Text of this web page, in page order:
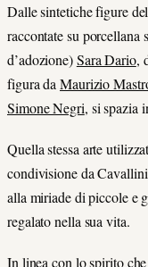
Dalle sintetiche figure
raccontate su porcellana
d’adozione)Sara Dario,
figura daMaurizio
Simone Negri, si spazia
Quella stessa arte
condivisione da
alla miriade di piccole e
regalato nella sua vita.
In linea con lo spirito